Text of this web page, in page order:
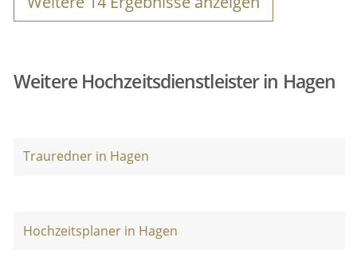
Weitere Hochzeitsdienstleister in Hagen
Trauredner in Hagen
Hochzeitsplaner in Hagen